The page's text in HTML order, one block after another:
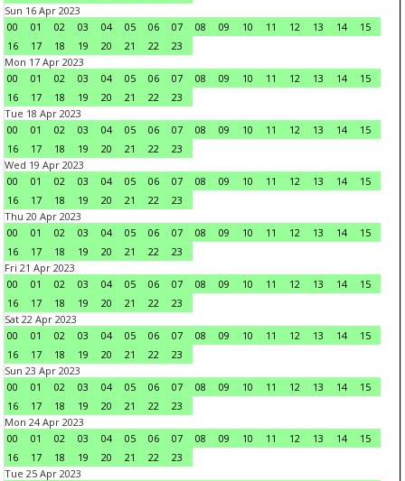
Sun 16 Apr 2023
00
01 02 03 04 05 06 07 08 09 10 11 12 13 14
15
16
17 18 19 20 21 22
23
Mon 17 Apr 2023
00
01 02 03 04 05 06 07 08 09 10 11 12 13 14
15
16
17 18 19 20 21 22
23
Tue 18 Apr 2023
00
01 02 03 04 05 06 07 08 09 10 11 12 13 14
15
16
17 18 19 20 21 22
23
Wed 19 Apr 2023
00
01 02 03 04 05 06 07 08 09 10 11 12 13 14
15
16
17 18 19 20 21 22
23
Thu 20 Apr 2023
00
01 02 03 04 05 06 07 08 09 10 11 12 13 14
15
16
17 18 19 20 21 22
23
Fri 21 Apr 2023
00
01 02 03 04 05 06 07 08 09 10 11 12 13 14
15
16
17 18 19 20 21 22
23
Sat 22 Apr 2023
00
01 02 03 04 05 06 07 08 09 10 11 12 13 14
15
16
17 18 19 20 21 22
23
Sun 23 Apr 2023
00
01 02 03 04 05 06 07 08 09 10 11 12 13 14
15
16
17 18 19 20 21 22
23
Mon 24 Apr 2023
00
01 02 03 04 05 06 07 08 09 10 11 12 13 14
15
16
17 18 19 20 21 22
23
Tue 25 Apr 2023